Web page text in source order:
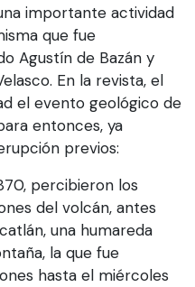
importante actividad
que fue
Agustín de Bazán y
En la revista, el
el evento geológico de
entonces, ya
previos:
percibieron los
del volcán, antes
una humareda
la que fue
hasta el miércoles